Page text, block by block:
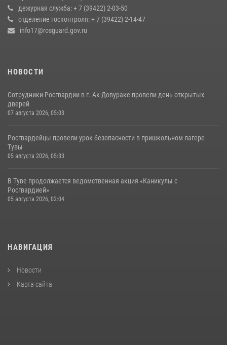
оперативное реагирование в решении конфликтной ситуации
17 июля 2026, 07:22 1
дежурная служба: + 7 (39422) 2-03-50
отделение госконтроля: + 7 (39422) 2-14-47
info17@rosguard.gov.ru
НОВОСТИ
Сотрудники Росгвардии в г. Ак-Довураке провели день открытых
дверей
07 августа 2026, 05:03
Росгвардейцы провели урок безопасности в пришкольном лагере
Тувы
05 августа 2026, 05:33
В Туве продолжается ведомственная акция «Каникулы с
Росгвардией»
05 августа 2026, 02:04
НАВИГАЦИЯ
Новости
Карта сайта